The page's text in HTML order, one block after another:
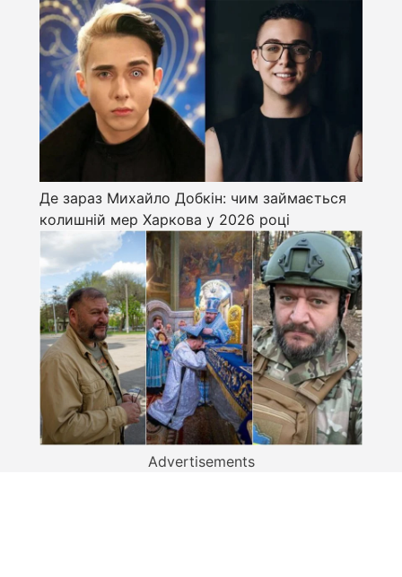
Де зараз Михайло Добкін: чим займається
колишній мер Харкова у 2026 році
Advertisements